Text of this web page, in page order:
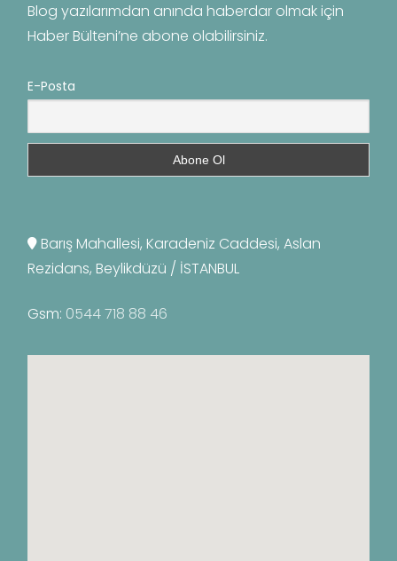
Blog yazılarımdan anında haberdar olmak için
Haber Bülteni’ne abone olabilirsiniz.
E-Posta
Barış Mahallesi, Karadeniz Caddesi, Aslan
Rezidans, Beylikdüzü / İSTANBUL
Gsm: 0544 718 88 46